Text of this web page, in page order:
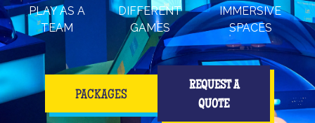
PLAY AS A
TEAM
DIFFERENT
GAMES
IMMERSIVE
SPACES
PACKAGES
REQUEST A
QUOTE